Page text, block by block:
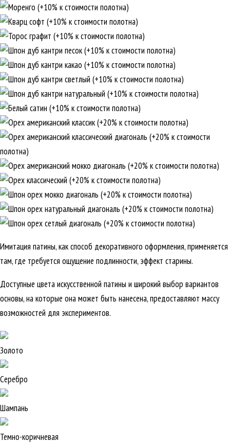
Имитация патины, как способ декоративного оформления, применяется
там, где требуется ощущение подлинности, эффект старины.
Доступные цвета искусственной патины и широкий выбор вариантов
основы, на которые она может быть нанесена, предоставляют массу
возможностей для экспериментов.
Золото
Серебро
Шампань
Темно-коричневая